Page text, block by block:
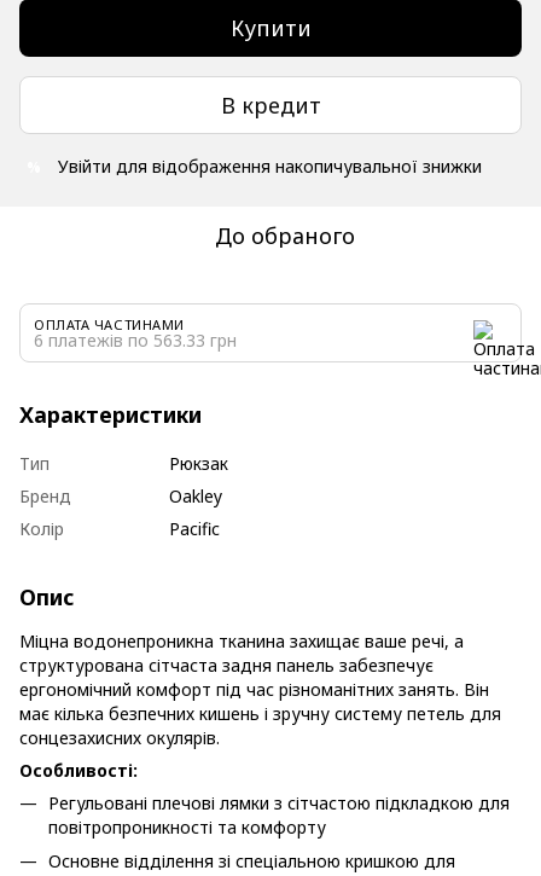
Купити
В кредит
Увійти для відображення накопичувальної знижки
До обраного
ОПЛАТА ЧАСТИНАМИ
6 платежів по 563.33 грн
Характеристики
Тип
Рюкзак
Бренд
Oakley
Колір
Pacific
Опис
Міцна водонепроникна тканина захищає ваше речі, а
структурована сітчаста задня панель забезпечує
ергономічний комфорт під час різноманітних занять. Він
має кілька безпечних кишень і зручну систему петель для
сонцезахисних окулярів.
Особливості:
Регульовані плечові лямки з сітчастою підкладкою для
повітропроникності та комфорту
Основне відділення зі спеціальною кришкою для